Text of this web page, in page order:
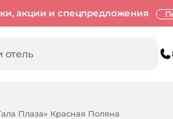
акции и спецпредложения
Плаза» Красная Поляна